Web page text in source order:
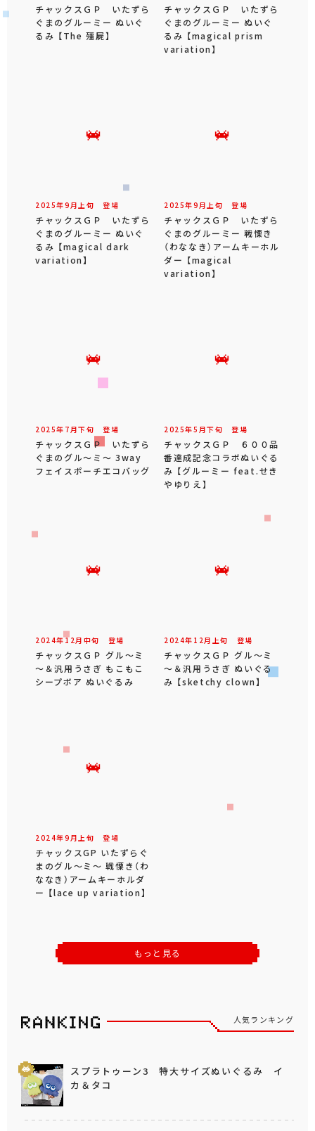
チャックスＧＰ いたずら
ぐまのグルーミー ぬいぐ
るみ 【The 殭屍】
チャックスＧＰ いたずら
ぐまのグルーミー ぬいぐ
るみ 【magical prism
variation】
2025年9 月 上旬 登場
チャックスＧＰ いたずら
ぐまのグルーミー ぬいぐ
るみ 【magical dark
variation】
2025年9 月 上旬 登場
チャックスＧＰ いたずら
ぐまのグルーミー 戦慄き
（わななき）アームキーホル
ダー 【magical
variation】
2025年 7 月下旬 登場
チャックスＧＰ いたずら
ぐまのグル～ミ～ 3way
フェイスポーチエコバッグ
2025年5 月下旬 登場
チャックスＧＰ ６００品
番達成記念コラボぬいぐる
み 【グルーミー feat.せき
やゆりえ】
2024年12 月 中旬 登場
チャックスＧＰ グル～ミ
～＆汎用うさぎ もこもこ
シープボア ぬいぐるみ
2024年 12 月 上旬 登場
チャックスＧＰ グル～ミ
～＆汎用うさぎ ぬいぐる
み 【sketchy clown】
2024年9 月 上旬 登場
チャックスGP いたずらぐ
まのグル～ミ～ 戦慄き（わ
ななき）アームキーホルダ
ー 【lace up variation】
もっと見る
人気ランキング
スプラトゥーン3 特大サイズぬいぐるみ イ
カ＆タコ